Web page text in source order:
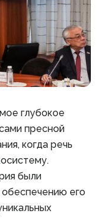
глубокое
пресной
когда речь
были
его